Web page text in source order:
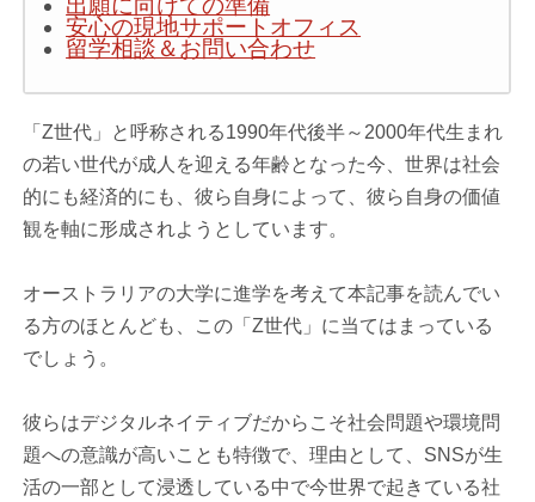
出願に向けての準備
安心の現地サポートオフィス
留学相談＆お問い合わせ
「Z世代」と呼称される1990年代後半～2000年代生まれ
の若い世代が成人を迎える年齢となった今、世界は社会
的にも経済的にも、彼ら自身によって、彼ら自身の価値
観を軸に形成されようとしています。
オーストラリアの大学に進学を考えて本記事を読んでい
る方のほとんども、この「Z世代」に当てはまっている
でしょう。
彼らはデジタルネイティブだからこそ社会問題や環境問
題への意識が高いことも特徴で、理由として、SNSが生
活の一部として浸透している中で今世界で起きている社